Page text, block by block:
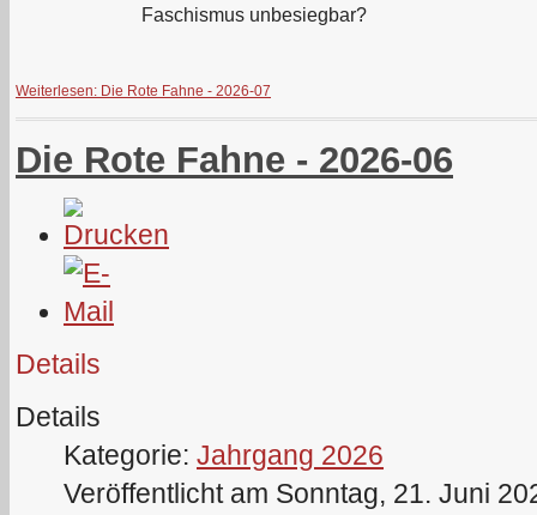
Faschismus unbesiegbar?
Weiterlesen: Die Rote Fahne - 2026-07
Die Rote Fahne - 2026-06
Details
Details
Kategorie: Jahrgang 2026
Veröffentlicht am Sonntag, 21. Juni